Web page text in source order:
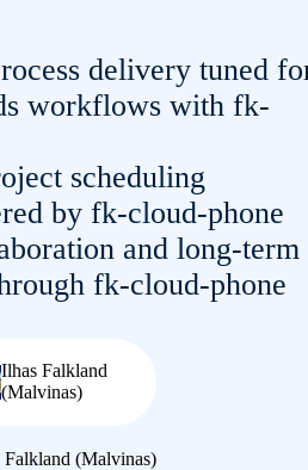
delivery tuned
workflows with fk-
scheduling
by fk-cloud-phone
and long-term
fk-cloud-phone
Ilhas Falkland
(Malvinas)